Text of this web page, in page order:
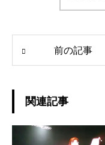
前の記事
関連記事